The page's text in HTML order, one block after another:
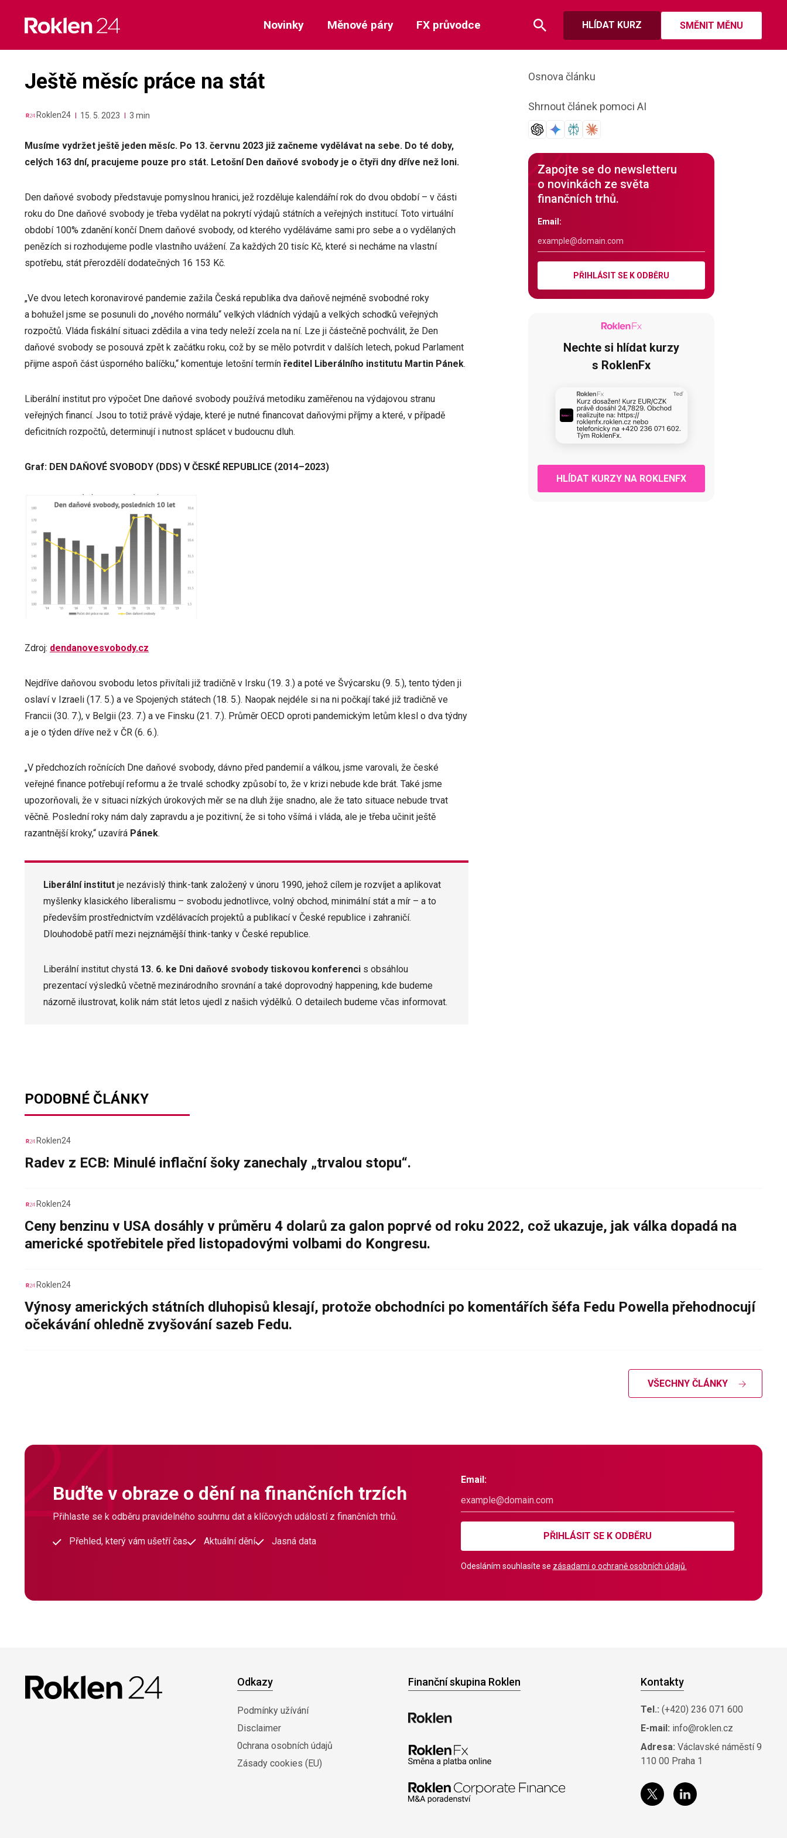
content
HLÍDAT KURZ SMĚNIT MĚNU
Novinky Měnové páry FX průvodce
Ještě měsíc práce na stát
Roklen24 15. 5. 2023 3 min
Musíme vydržet ještě jeden měsíc. Po 13. červnu 2023 již začneme vydělávat na sebe. Do té doby,
celých 163 dní, pracujeme pouze pro stát. Letošní Den daňové svobody je o čtyři dny dříve než loni.
Den daňové svobody představuje pomyslnou hranici, jež rozděluje kalendářní rok do dvou období – v části
roku do Dne daňové svobody je třeba vydělat na pokrytí výdajů státních a veřejných institucí. Toto virtuální
období 100% zdanění končí Dnem daňové svobody, od kterého vyděláváme sami pro sebe a o vydělaných
penězích si rozhodujeme podle vlastního uvážení. Za každých 20 tisíc Kč, které si necháme na vlastní
spotřebu, stát přerozdělí dodatečných 16 153 Kč.
„Ve dvou letech koronavirové pandemie zažila Česká republika dva daňově nejméně svobodné roky
a bohužel jsme se posunuli do „nového normálu“ velkých vládních výdajů a velkých schodků veřejných
rozpočtů. Vláda fiskální situaci zdědila a vina tedy neleží zcela na ní. Lze ji částečně pochválit, že Den
daňové svobody se posouvá zpět k začátku roku, což by se mělo potvrdit v dalších letech, pokud Parlament
přijme aspoň část úsporného balíčku,“ komentuje letošní termín ředitel Liberálního institutu Martin Pánek.
Liberální institut pro výpočet Dne daňové svobody používá metodiku zaměřenou na výdajovou stranu
veřejných financí. Jsou to totiž právě výdaje, které je nutné financovat daňovými příjmy a které, v případě
deficitních rozpočtů, determinují i nutnost splácet v budoucnu dluh.
Graf: DEN DAŇOVÉ SVOBODY (DDS) V ČESKÉ REPUBLICE (2014–2023)
Zdroj: dendanovesvobody.cz
Nejdříve daňovou svobodu letos přivítali již tradičně v Irsku (19. 3.) a poté ve Švýcarsku (9. 5.), tento týden ji
oslaví v Izraeli (17. 5.) a ve Spojených státech (18. 5.). Naopak nejdéle si na ni počkají také již tradičně ve
Francii (30. 7.), v Belgii (23. 7.) a ve Finsku (21. 7.). Průměr OECD oproti pandemickým letům klesl o dva týdny
a je o týden dříve než v ČR (6. 6.).
„V předchozích ročnících Dne daňové svobody, dávno před pandemií a válkou, jsme varovali, že české
veřejné finance potřebují reformu a že trvalé schodky způsobí to, že v krizi nebude kde brát. Také jsme
upozorňovali, že v situaci nízkých úrokových měr se na dluh žije snadno, ale že tato situace nebude trvat
věčně. Poslední roky nám daly zapravdu a je pozitivní, že si toho všímá i vláda, ale je třeba učinit ještě
razantnější kroky,“ uzavírá Pánek.
Liberální institut je nezávislý think-tank založený v únoru 1990, jehož cílem je rozvíjet a aplikovat
myšlenky klasického liberalismu – svobodu jednotlivce, volný obchod, minimální stát a mír – a to
především prostřednictvím vzdělávacích projektů a publikací v České republice i zahraničí.
Dlouhodobě patří mezi nejznámější think-tanky v České republice.
Liberální institut chystá 13. 6. ke Dni daňové svobody tiskovou konferenci s obsáhlou
prezentací výsledků včetně mezinárodního srovnání a také doprovodný happening, kde budeme
názorně ilustrovat, kolik nám stát letos ujedl z našich výdělků. O detailech budeme včas informovat.
Osnova článku
Shrnout článek pomoci AI
Zapojte se do newsletteru
o novinkách ze světa
finančních trhů.
Email:
PŘIHLÁSIT SE K ODBĚRU
Nechte si hlídat kurzy
s RoklenFx
HLÍDAT KURZY NA ROKLENFX
PODOBNÉ ČLÁNKY
Roklen24
Radev z ECB: Minulé inflační šoky zanechaly „trvalou stopu“.
Roklen24
Ceny benzinu v USA dosáhly v průměru 4 dolarů za galon poprvé od roku 2022, což ukazuje, jak válka dopadá na
americké spotřebitele před listopadovými volbami do Kongresu.
Roklen24
Výnosy amerických státních dluhopisů klesají, protože obchodníci po komentářích šéfa Fedu Powella přehodnocují
očekávání ohledně zvyšování sazeb Fedu.
VŠECHNY ČLÁNKY
Buďte v obraze o dění na finančních trzích
Přihlaste se k odběru pravidelného souhrnu dat a klíčových událostí z finančních trhů.
Přehled, který vám ušetří čas Aktuální dění Jasná data
Email:
PŘIHLÁSIT SE K ODBĚRU
Odesláním souhlasíte se zásadami o ochraně osobních údajů.
Odkazy
Podmínky užívání
Disclaimer
0chrana osobních údajů
Zásady cookies (EU)
Finanční skupina Roklen Kontakty
Tel.: (+420) 236 071 600
E-mail: info@roklen.cz
Adresa: Václavské náměstí 9
110 00 Praha 1